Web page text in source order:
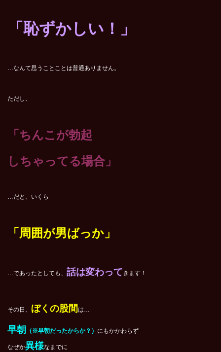
「恥ずかしい！」
…なんて思うことことは普通ありません。
ただし、
「ちんこが勃起
しちゃってる場合」
…だと、いくら
「周囲が男ばっか」
…であったとしても、 話は変わってきます！
その日、 ぼくの股間は…
早朝 （※早朝だったからか？） にもかかわらず
なぜか異様なまでに